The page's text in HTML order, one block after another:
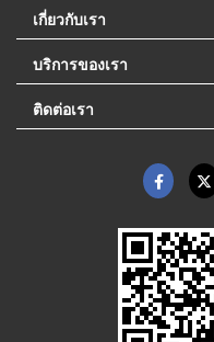
เกี่ยวกับเรา
บริการของเรา
ติดต่อเรา